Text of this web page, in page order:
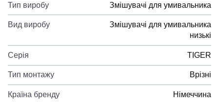
Тип виробу Змішувачі для умивальника
Вид виробу
Змішувачі для умивальника
низькі
Серія TIGER
Тип монтажу Врізні
Країна бренду Німеччина